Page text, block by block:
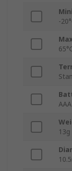
-
AAA
13g